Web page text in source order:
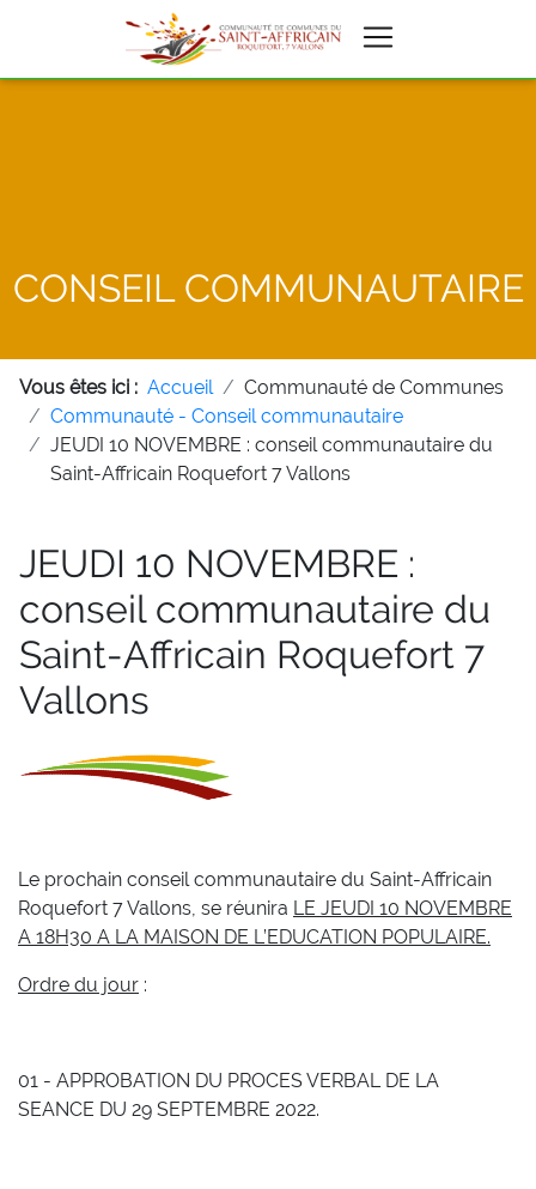
CONSEIL COMMUNAUTAIRE
Vous êtes ici : Accueil
Communauté de Communes
Communauté - Conseil communautaire
JEUDI 10 NOVEMBRE : conseil communautaire du
Saint-Affricain Roquefort 7 Vallons
JEUDI 10 NOVEMBRE :
conseil communautaire du
Saint-Affricain Roquefort 7
Vallons
Le prochain conseil communautaire du Saint-Affricain
Roquefort 7 Vallons, se réunira LE JEUDI 10 NOVEMBRE
A 18H30 A LA MAISON DE L’EDUCATION POPULAIRE.
Ordre du jour :
01 - APPROBATION DU PROCES VERBAL DE LA
SEANCE DU 29 SEPTEMBRE 2022.